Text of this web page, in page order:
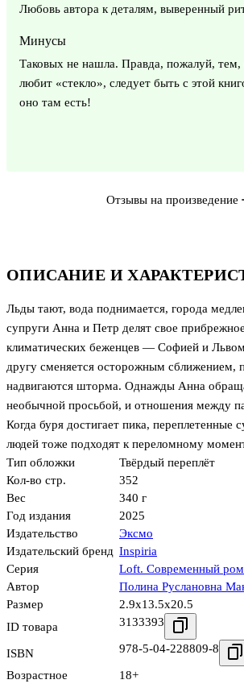
ОПИСАНИЕ И
Льды тают, вода поднимается, города
супруги Анна и Петр делят свое
климатических беженцев — Софией и
другу сменяется осторожным сближением,
надвигаются шторма. Однажды Анна
необычной просьбой, и отношения между
Когда буря достигает пика, переплетенные
людей тоже подходят к переломному
Тип обложки
Твёрдый переплёт
Кол-во стр.
352
Вес
340 г
Год издания
2025
Издательство
Эксмо
Издательский бренд Inspiria
Серия
Loft. Современный
Автор
Полина Руслановна
Размер
2.9x13.5x20.5
ID товара
3133393
ISBN 978-5-04-228809-8
Возрастное
18+
Любовь автора к деталям, выверенный
Минусы
Таковых не нашла. Правда, пожалуй, тем,
любит «стекло», следует быть с этой
оно там есть!
Отзывы на произведение